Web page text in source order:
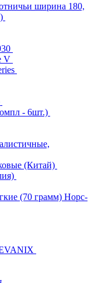
ширина 180,
V
- 6шт.)
(Китай)
(70 грамм) Норс-